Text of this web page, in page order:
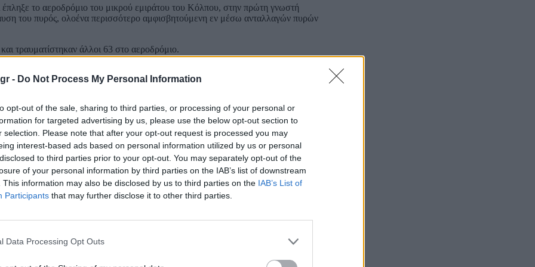
- Do Not Process My Personal Information
opt-out of the sale, sharing to third parties, or processing of your personal or
for targeted advertising by us, please use the below opt-out section to
selection. Please note that after your opt-out request is processed you may
interest-based ads based on personal information utilized by us or personal
to third parties prior to your opt-out. You may separately opt-out of the
of your personal information by third parties on the IAB’s list of downstream
This information may also be disclosed by us to third parties on the IAB’s List of
Participants that may further disclose it to other third parties.
Data Processing Opt Outs
το αεροδρόμιο του μικρού εμιράτου του Κόλπου, στην πρώτη γνωστή
του πυρός, ολοένα περισσότερο αμφισβητούμενη εν μέσω ανταλλαγών πυρών
τραυματίστηκαν άλλοι 63 στο αεροδρόμιο.
διέψευσαν ότι επιτέθηκαν στο αεροδρόμιο και υποστήριξαν πως η
Patriot.
του Ορμούζ, θαλάσσια αρτηρία στρατηγικής σημασίας για το διεθνές
ο πόλεμος.
και 17 με επανδρωμένων εναέριων οχημάτων εφόρμησης που
ζώνες. Για πρώτη φορά, τα παιδιά αισθάνθηκαν πόσο σοβαρή είναι η κατάσταση»,
που διαμένει κοντά στο αεροδρόμιο.
100 δολάρια το βαρέλι, έπειτα από την ύφεσή τους την περασμένη εβδομάδα,
τέλος στον πόλεμο στη Μέση Ανατολή.
που είναι αρμόδιο για τη Μέση Ανατολή (CENTCOM, «κεντρική διοίκηση»),
σε «νόμιμη άμυνα», αμερικανικές δυνάμεις διεξήγαγαν «πλήγματα» στο